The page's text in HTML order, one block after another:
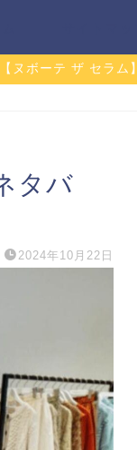
ヌボーテ ザ セラム】
タバ
2024年10月22日